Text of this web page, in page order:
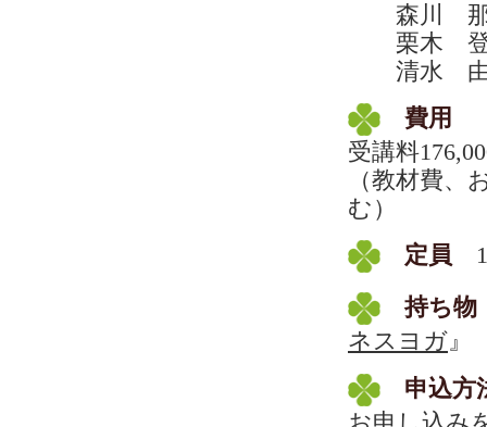
森川 那
栗木 登
清水 由
費用
受講料
（教材費
む）
定員
持ち物
ネスヨガ』
申込方